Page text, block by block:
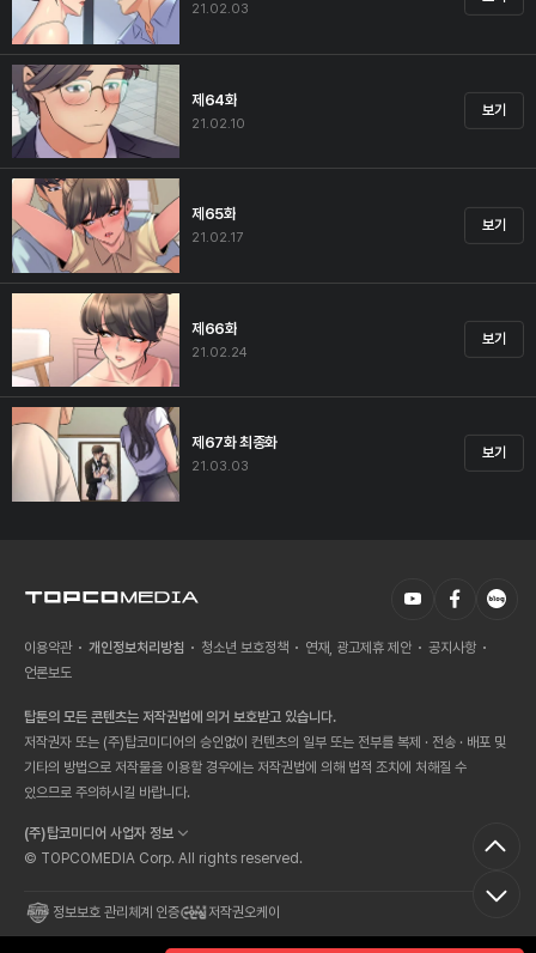
21.02.03
제64화
21.02.10
보기
제65화
21.02.17
보기
제66화
21.02.24
보기
제67화 최종화
21.03.03
보기
이용약관 개인정보처리방침 청소년 보호정책 연재, 광고제휴 제안
공지사항
언론보도
탑툰의 모든 콘텐츠는 저작권법에 의거 보호받고 있습니다.
저작권자 또는 (주)탑코미디어의 승인없이 컨텐츠의 일부 또는 전부를 복제 · 전송 · 배포 및
기타의 방법으로 저작물을 이용할 경우에는 저작권법에 의해 법적 조치에 처해질 수
있으므로 주의하시길 바랍니다.
(주)탑코미디어 사업자 정보
© TOPCOMEDIA Corp. All rights reserved.
정보보호 관리체계 인증 저작권오케이